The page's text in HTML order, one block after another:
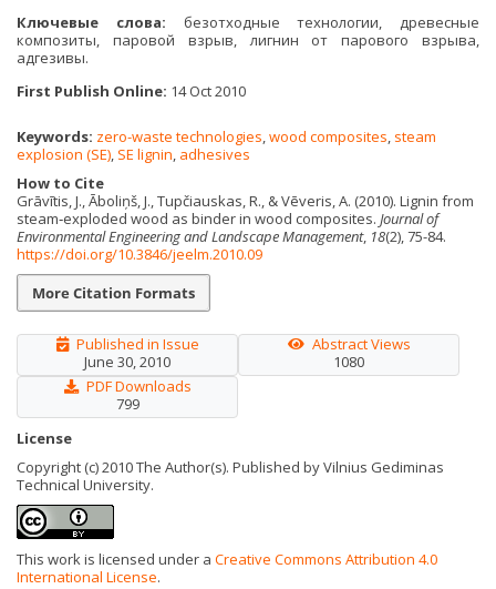
Ключевые слова: безотходные технологии, древесные
композиты, паровой взрыв, лигнин от парового взрыва,
адгезивы.
First Publish Online: 14 Oct 2010
Keywords: zero-waste technologies,wood composites, steam
explosion (SE), SE lignin, adhesives
How to Cite
Grāvītis, J., Āboliņš, J., Tupčiauskas, R., & Vēveris, A. (2010). Lignin from
steam‐exploded wood as binder in wood composites. Journal of
Environmental Engineering and Landscape Management, 18(2), 75-84.
https://doi.org/10.3846/jeelm.2010.09
More Citation Formats
Published in Issue
June 30, 2010
Abstract Views
1080
PDF Downloads
799
License
Copyright (c) 2010 The Author(s). Published by Vilnius Gediminas
Technical University.
This work is licensed under a Creative Commons Attribution 4.0
International License.